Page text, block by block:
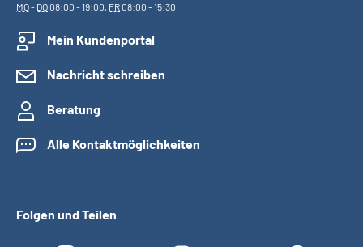
MO- DO08:00 - 19:00, FR08:00 - 15:30
Mein Kundenportal
Nachricht schreiben
Beratung
Alle Kontaktmöglichkeiten
Folgen und Teilen